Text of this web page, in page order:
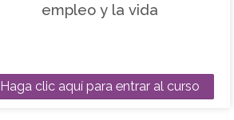
empleo y la vida
Haga clic aquí para entrar al curso